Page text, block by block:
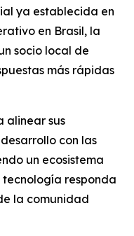
ya establecida en
en Brasil, la
socio local de
más rápidas
alinear sus
con las
un ecosistema
responda
la comunidad